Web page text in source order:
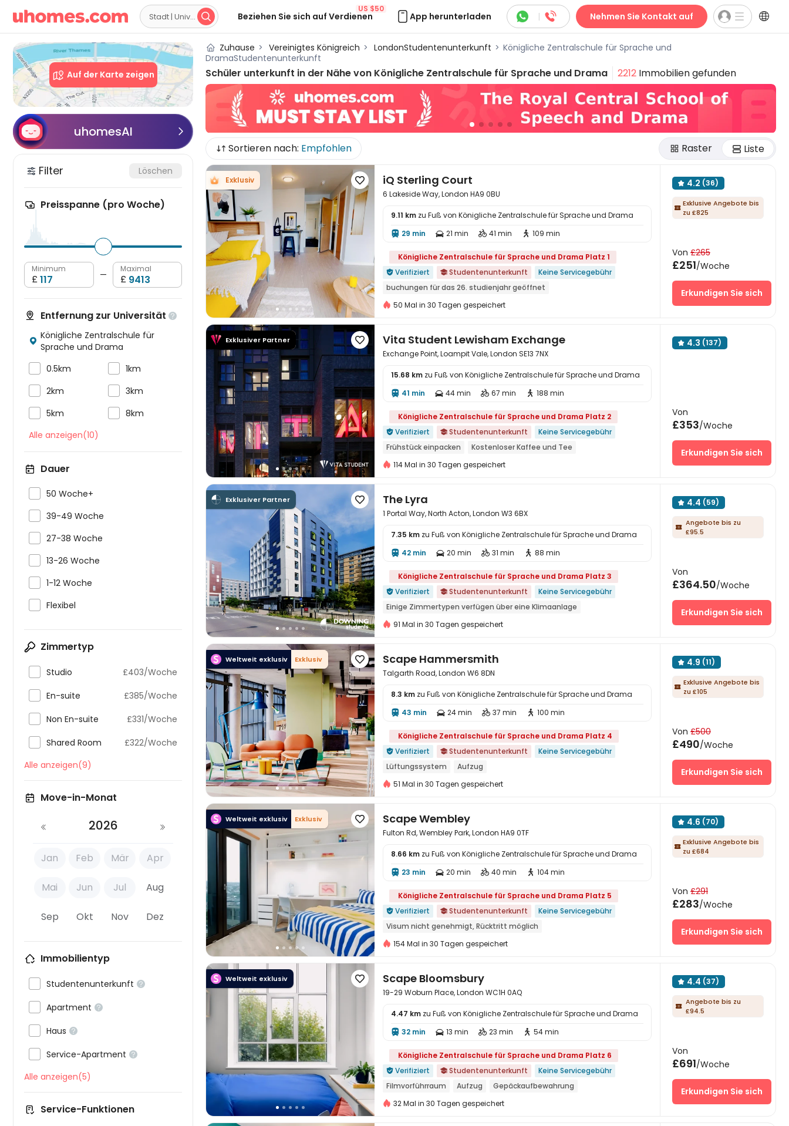
  Beziehen Sie sich auf Verdienen
US $50
App herunterladen  |  Nehmen Sie Kontakt auf 
Auf der Karte zeigen
uhomesAI 
Filter Löschen
Preisspanne (pro Woche)
Minimum
£ —
Maximal
£
Entfernung zur Universität 
 Königliche Zentralschule für
Sprache und Drama
0.5km 1km
2km 3km
5km
8km
Alle anzeigen(10)
Dauer
50 Woche+
39-49 Woche
27-38 Woche
13-26 Woche
1-12 Woche
Flexibel
Zimmertyp
Studio £403/Woche
En-suite £385/Woche
Non En-suite £331/Woche
Shared Room
£322/Woche
Alle anzeigen(9)
Move-in-Monat
2026
Jan Feb Mär Apr
Mai Jun Jul Aug
Sep Okt Nov Dez
Immobilientyp
Studentenunterkunft 
Apartment 
Haus 
Service-Apartment 
Alle anzeigen(5)
Service-Funktionen
Zuhause > Vereinigtes Königreich > LondonStudentenunterkunft > Königliche Zentralschule für Sprache und
DramaStudentenunterkunft
Schüler unterkunft in der Nähe von Königliche Zentralschule für Sprache und Drama 2212 Immobilien gefunden
Sortieren nach: Empfohlen Raster Liste

Exklusiv  iQ Sterling Court
6 Lakeside Way, London HA9 0BU
9.11 km zu Fuß von Königliche Zentralschule für Sprache und Drama
 29 min  21 min  41 min  109 min
Königliche Zentralschule für Sprache und Drama Platz 1
 Verifiziert  Studentenunterkunft
Keine Servicegebühr
buchungen für das 26. studienjahr geöffnet
Freundschaftliche kostenlose Kurzaufenthalte
nahe der U-Bahn-Station
nahe dem Supermarkt
in der Nähe der Bushaltestelle
50 Mal in 30 Tagen gespeichert
 4.2 (36)
 Exklusive Angebote bis
zu £825
Von £265
£251/Woche
Erkundigen Sie sich
Exklusiver Partner  Vita Student Lewisham Exchange
Exchange Point, Loampit Vale, London SE13 7NX
15.68 km zu Fuß von Königliche Zentralschule für Sprache und Drama
 41 min  44 min  67 min  188 min
Königliche Zentralschule für Sprache und Drama Platz 2
 Verifiziert  Studentenunterkunft
Keine Servicegebühr
Frühstück einpacken
Kostenloser Kaffee und Tee
Kostenlose regelmäßige Reinigung
114 Mal in 30 Tagen gespeichert
 4.3 (137)
Von
£353/Woche
Erkundigen Sie sich
Exklusiver Partner  The Lyra
1 Portal Way, North Acton, London W3 6BX
7.35 km zu Fuß von Königliche Zentralschule für Sprache und Drama
 42 min  20 min  31 min  88 min
Königliche Zentralschule für Sprache und Drama Platz 3
 Verifiziert  Studentenunterkunft
Keine Servicegebühr
Einige Zimmertypen verfügen über eine Klimaanlage
„Betreiber des Jahres“
Exotisches Bistro
in der nähe der chinesischen super league
Preisgarantie für begrenzte Zeit
91 Mal in 30 Tagen gespeichert
 4.4 (59)
 Angebote bis zu
£95.5
Von
£364.50/Woche
Erkundigen Sie sich
Weltweit exklusiv Exklusiv  Scape Hammersmith
Talgarth Road, London W6 8DN
8.3 km zu Fuß von Königliche Zentralschule für Sprache und Drama
 43 min  24 min  37 min  100 min
Königliche Zentralschule für Sprache und Drama Platz 4
 Verifiziert  Studentenunterkunft
Keine Servicegebühr
Lüftungssystem
Aufzug
buchungen für das 26. studienjahr geöffnet
Schnellrestaurant in der Nähe
Trocken-Nass-Trennung
51 Mal in 30 Tagen gespeichert
 4.9 (11)
 Exklusive Angebote bis
zu £105
Von £500
£490/Woche
Erkundigen Sie sich
Weltweit exklusiv Exklusiv  Scape Wembley
Fulton Rd, Wembley Park, London HA9 0TF
8.66 km zu Fuß von Königliche Zentralschule für Sprache und Drama
 23 min  20 min  40 min  104 min
Königliche Zentralschule für Sprache und Drama Platz 5
 Verifiziert  Studentenunterkunft
Keine Servicegebühr
Visum nicht genehmigt, Rücktritt möglich
Kostenlose soziale Aktivitäten
in der nähe eines chinesischen restaurants
154 Mal in 30 Tagen gespeichert
 4.6 (70)
 Exklusive Angebote bis
zu £684
Von £291
£283/Woche
Erkundigen Sie sich
Weltweit exklusiv  Scape Bloomsbury
19-29 Woburn Place, London WC1H 0AQ
4.47 km zu Fuß von Königliche Zentralschule für Sprache und Drama
 32 min  13 min  23 min  54 min
Königliche Zentralschule für Sprache und Drama Platz 6
 Verifiziert  Studentenunterkunft
Keine Servicegebühr
Filmvorführraum
Aufzug
Gepäckaufbewahrung
nahe dem Supermarkt
in der nähe eines chinesischen restaurants
32 Mal in 30 Tagen gespeichert
 4.4 (37)
 Angebote bis zu
£94.5
Von
£691/Woche
Erkundigen Sie sich